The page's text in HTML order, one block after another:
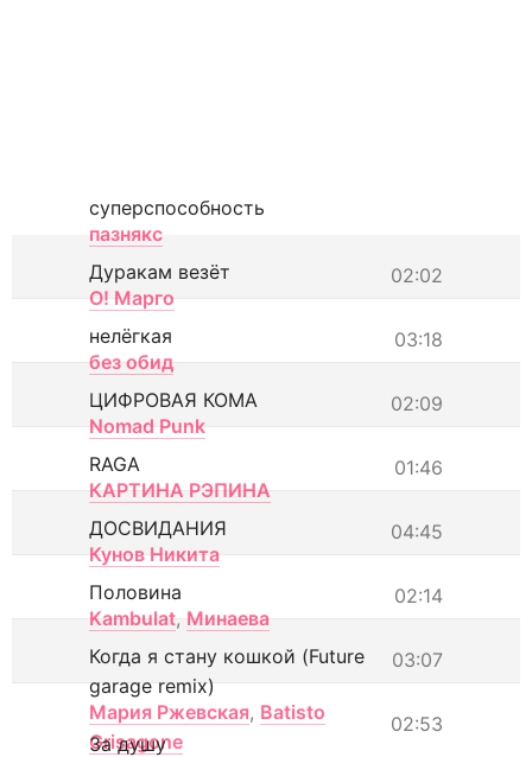
суперспособность
пазнякс
02:02
Дуракам везёт
О! Марго
03:18
нелёгкая
без обид
02:09
ЦИФРОВАЯ КОМА
Nomad Punk
01:46
RAGA
КАРТИНА РЭПИНА
04:45
ДОСВИДАНИЯ
Кунов Никита
02:14
Половина
Kambulat, Минаева
03:07
Когда я стану кошкой (Future
garage remix)
Мария Ржевская, Batisto
Grisagone
02:53
За душу